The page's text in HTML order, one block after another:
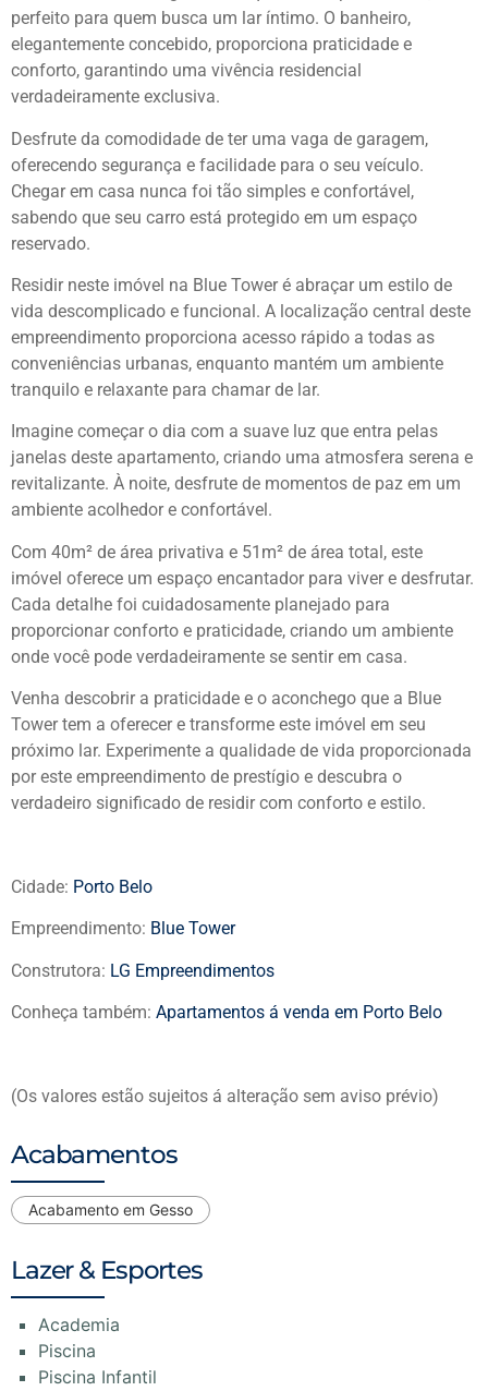
perfeito para quem busca um lar íntimo. O banheiro,
elegantemente concebido, proporciona praticidade e
conforto, garantindo uma vivência residencial
verdadeiramente exclusiva.
Desfrute da comodidade de ter uma vaga de garagem,
oferecendo segurança e facilidade para o seu veículo.
Chegar em casa nunca foi tão simples e confortável,
sabendo que seu carro está protegido em um espaço
reservado.
Residir neste imóvel na Blue Tower é abraçar um estilo de
vida descomplicado e funcional. A localização central deste
empreendimento proporciona acesso rápido a todas as
conveniências urbanas, enquanto mantém um ambiente
tranquilo e relaxante para chamar de lar.
Imagine começar o dia com a suave luz que entra pelas
janelas deste apartamento, criando uma atmosfera serena e
revitalizante. À noite, desfrute de momentos de paz em um
ambiente acolhedor e confortável.
Com 40m² de área privativa e 51m² de área total, este
imóvel oferece um espaço encantador para viver e desfrutar.
Cada detalhe foi cuidadosamente planejado para
proporcionar conforto e praticidade, criando um ambiente
onde você pode verdadeiramente se sentir em casa.
Venha descobrir a praticidade e o aconchego que a Blue
Tower tem a oferecer e transforme este imóvel em seu
próximo lar. Experimente a qualidade de vida proporcionada
por este empreendimento de prestígio e descubra o
verdadeiro significado de residir com conforto e estilo.
Cidade: Porto Belo
Empreendimento: Blue Tower
Construtora: LG Empreendimentos
Conheça também: Apartamentos á venda em Porto Belo
(Os valores estão sujeitos á alteração sem aviso prévio)
Acabamentos
Acabamento em Gesso
Lazer & Esportes
Academia
Piscina
Piscina Infantil